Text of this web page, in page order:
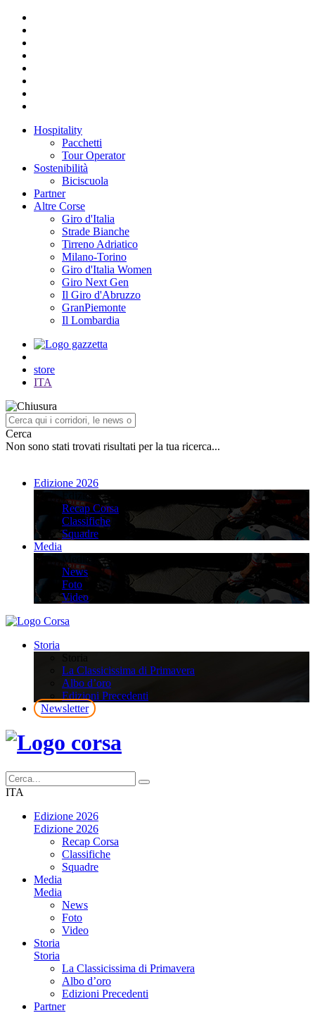
Hospitality
Pacchetti
Tour Operator
Sostenibilità
Biciscuola
Partner
Altre Corse
Giro d'Italia
Strade Bianche
Tirreno Adriatico
Milano-Torino
Giro d'Italia Women
Giro Next Gen
Il Giro d'Abruzzo
GranPiemonte
Il Lombardia
store
ITA
Cerca
Non sono stati trovati risultati per la tua ricerca...
Edizione 2026
Edizione 2026
Recap Corsa
Classifiche
Squadre
Media
Media
News
Foto
Video
Storia
La Classicissima di Primavera
Albo d’oro
Edizioni Precedenti
Newsletter
ITA
Edizione 2026
Edizione 2026
Recap Corsa
Classifiche
Squadre
Media
Media
News
Foto
Video
Storia
Storia
La Classicissima di Primavera
Albo d’oro
Edizioni Precedenti
Partner